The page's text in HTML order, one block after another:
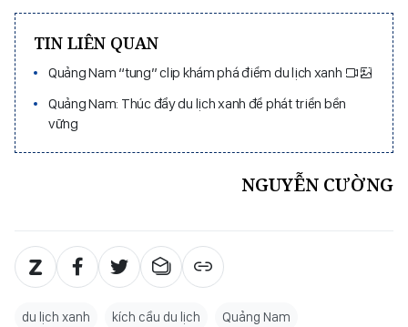
TIN LIÊN QUAN
Quảng Nam “tung” clip khám phá điểm du lịch xanh
Quảng Nam: Thúc đẩy du lịch xanh để phát triển bền
vững
NGUYỄN CƯỜNG
du lịch xanh kích cầu du lịch Quảng Nam